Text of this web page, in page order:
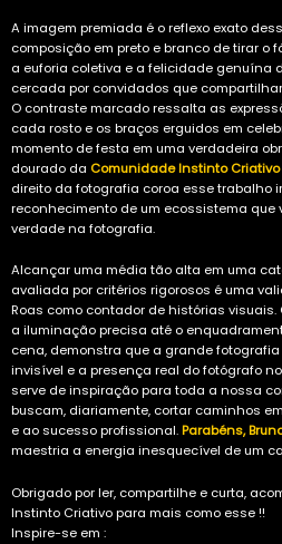
A imagem premiada é o reflexo exato
composição em preto e branco de tirar o
a euforia coletiva e a felicidade genuína
cercada por convidados que
O contraste marcado ressalta as
cada rosto e os braços erguidos em
momento de festa em uma verdadeira
dourado da Comunidade Instinto Criativo
direito da fotografia coroa esse trabalho
reconhecimento de um ecossistema que
verdade na fotografia.
Alcançar uma média tão alta em uma
avaliada por critérios rigorosos é uma
Roas como contador de histórias
a iluminação precisa até o
cena, demonstra que a grande
invisível e a presença real do fotógrafo
serve de inspiração para toda a nossa
buscam, diariamente, cortar caminhos
e ao sucesso profissional.Parabéns,
maestria a energia inesquecível de um
Obrigado por ler, compartilhe e curta,
Instinto Criativo para mais como esse !!
Inspire-se em :